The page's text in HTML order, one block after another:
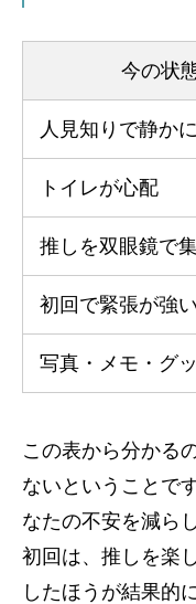
今の状
人見知りで静か
トイレが心配
推しを双眼鏡で
初回で緊張が強い
写真・メモ・グ
この表から分かる
ないということで
なたの不安を減ら
初回は、推しを楽
したほうが結果的